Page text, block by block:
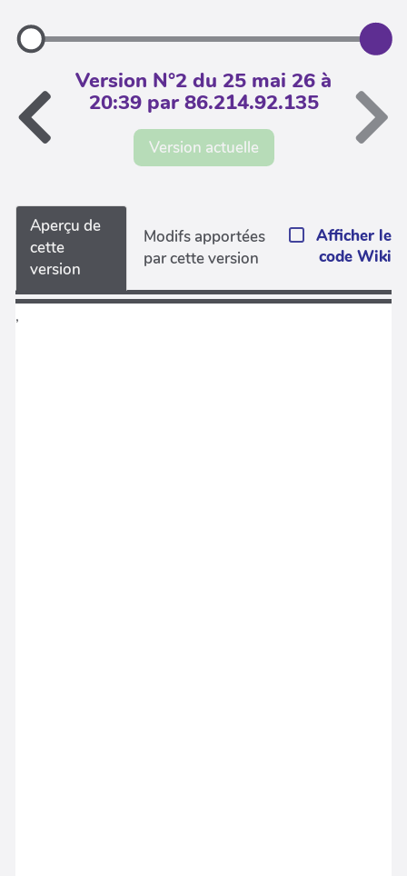
Version N°2 du 25 mai 26 à
20:39 par 86.214.92.135
Version actuelle
Aperçu de
cette
version
Modifs apportées
par cette version
Afficher le
code Wiki